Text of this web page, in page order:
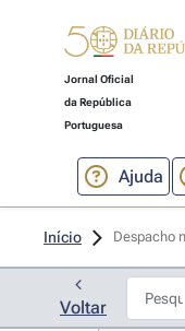
Jornal Oficial
da República
Portuguesa
Ajuda
Início Despacho
Voltar